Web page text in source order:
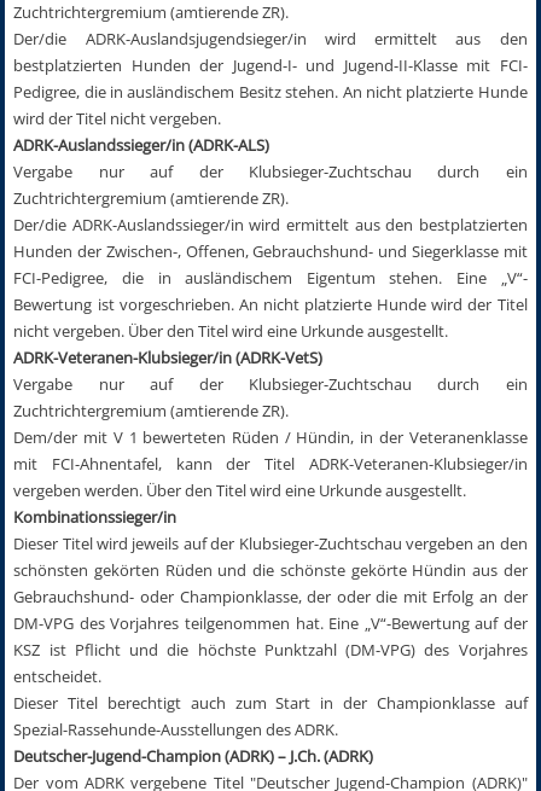
Zuchtrichtergremium (amtierende ZR).
Der/die ADRK-Auslandsjugendsieger/in wird ermittelt aus den
bestplatzierten Hunden der Jugend-I- und Jugend-II-Klasse mit FCI-
Pedigree, die in ausländischem Besitz stehen. An nicht platzierte Hunde
wird der Titel nicht vergeben.
ADRK-Auslandssieger/in (ADRK-ALS)
Vergabe nur auf der Klubsieger-Zuchtschau durch ein
Zuchtrichtergremium (amtierende ZR).
Der/die ADRK-Auslandssieger/in wird ermittelt aus den bestplatzierten
Hunden der Zwischen-, Offenen, Gebrauchshund- und Siegerklasse mit
FCI-Pedigree, die in ausländischem Eigentum stehen. Eine „V“-
Bewertung ist vorgeschrieben. An nicht platzierte Hunde wird der Titel
nicht vergeben. Über den Titel wird eine Urkunde ausgestellt.
ADRK-Veteranen-Klubsieger/in (ADRK-VetS)
Vergabe nur auf der Klubsieger-Zuchtschau durch ein
Zuchtrichtergremium (amtierende ZR).
Dem/der mit V 1 bewerteten Rüden / Hündin, in der Veteranenklasse
mit FCI-Ahnentafel, kann der Titel ADRK-Veteranen-Klubsieger/in
vergeben werden. Über den Titel wird eine Urkunde ausgestellt.
Kombinationssieger/in
Dieser Titel wird jeweils auf der Klubsieger-Zuchtschau vergeben an den
schönsten gekörten Rüden und die schönste gekörte Hündin aus der
Gebrauchshund- oder Championklasse, der oder die mit Erfolg an der
DM-VPG des Vorjahres teilgenommen hat. Eine „V“-Bewertung auf der
KSZ ist Pflicht und die höchste Punktzahl (DM-VPG) des Vorjahres
entscheidet.
Dieser Titel berechtigt auch zum Start in der Championklasse auf
Spezial-Rassehunde-Ausstellungen des ADRK.
Deutscher-Jugend-Champion (ADRK) – J.Ch. (ADRK)
Der vom ADRK vergebene Titel "Deutscher Jugend-Champion (ADRK)"